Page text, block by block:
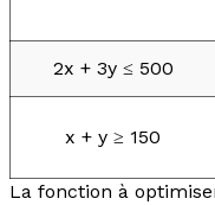
2x + 3y ≤ 500
x + y ≥ 150
La fonction à